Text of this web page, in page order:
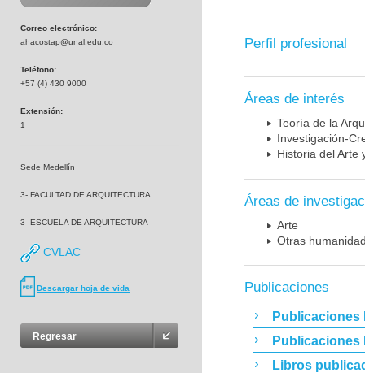
Correo electrónico:
ahacostap@unal.edu.co
Teléfono:
+57 (4) 430 9000
Extensión:
1
Sede Medellín
3- FACULTAD DE ARQUITECTURA
3- ESCUELA DE ARQUITECTURA
CVLAC
Descargar hoja de vida
Regresar
Perfil profesional
Áreas de interés
Teoría de la
Investigación-
Historia del Arte
Áreas de
Arte
Otras
Publicaciones
Publicaciones
Publicaciones
Libros